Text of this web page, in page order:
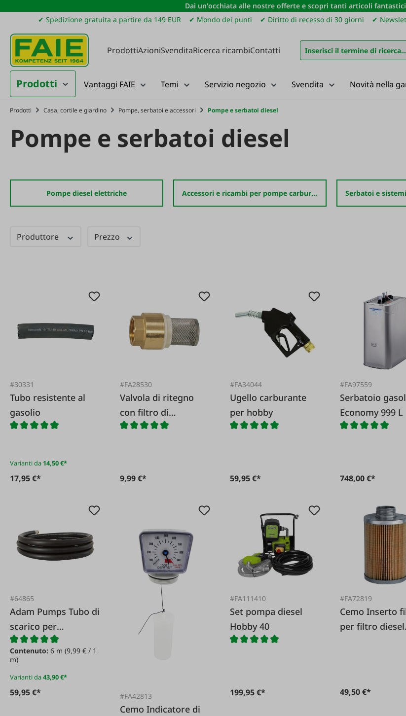
al contenuto principale
Salta alla ricerca
Passa alla navigazione principale
Dai un'occhiata alle nostre offerte e scopri tanti articoli
✔ Spedizione gratuita a partire da 149 EUR
✔ Mondo dei punti ✔ Diritto di recesso di 30 giorni ✔
ProdottiAzioniSvenditaRicerca ricambiContatti
Prodotti Vantaggi FAIE Temi Servizio negozio Svendita Novità nella
Prodotti Casa, cortile e giardino Pompe, serbatoi e accessori Pompe e serbatoi diesel
Pompe e serbatoi diesel
Pompe diesel elettriche Accessori e ricambi per pompe carburante
Produttore Prezzo
#30331
Tubo resistente al
gasolio
Varianti da 14,50 €*
17,95 €*
#FA28530
Valvola di ritegno
con filtro di
aspirazione in ottone
9,99 €*
#FA34044
Ugello carburante
per hobby
59,95 €*
#FA97559
Serbatoio
Economy 999 L
748,00 €*
#64865
Adam Pumps Tubo di
scarico per
gasolio/olio
combustibile con 1"
Contenuto: 6 m (9,99 € / 1
m)
Varianti da43,90 €*
59,95 €* #FA42813
Cemo Indicatore di
#FA111410
Set pompa diesel
Hobby 40
199,95 €*
#FA72819
Cemo Inserto filtro
per filtro diesel
49,50 €*